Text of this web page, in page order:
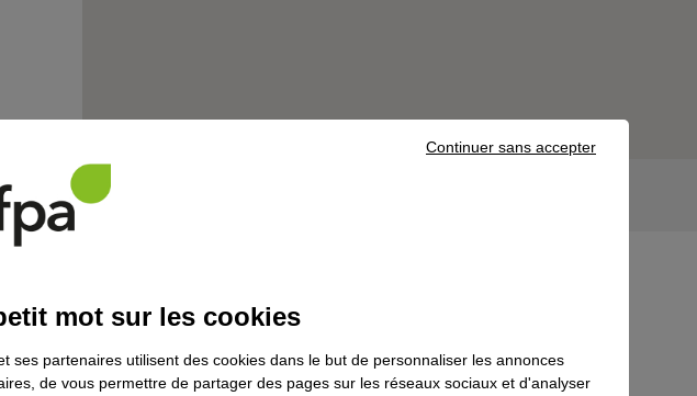
en alternance dont la formation est
assurée par l'Afpa en Occitanie
mot sur les cookies
ses partenaires utilisent des cookies dans le but de personnaliser les annonces
de vous permettre de partager des pages sur les réseaux sociaux et d'analyser
Continuer sans accepter